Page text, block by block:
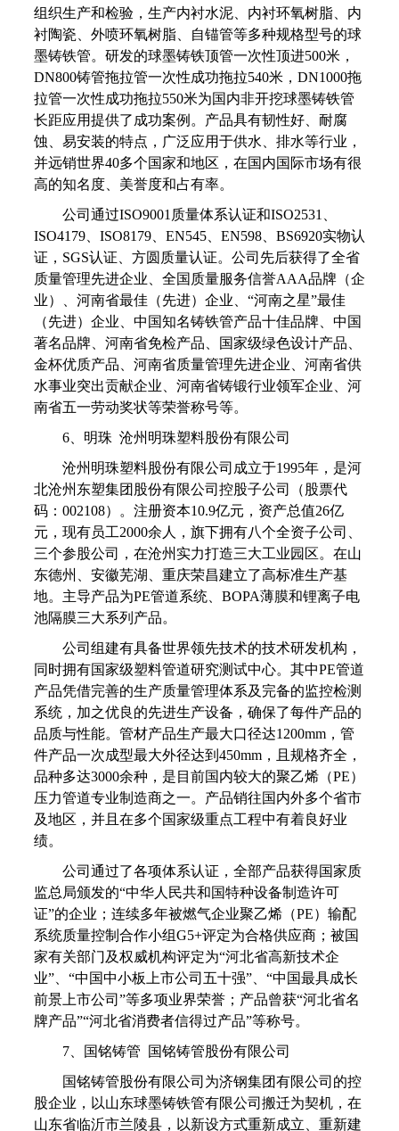
组织生产和检验，生产内衬水泥、内衬环氧树脂、内
衬陶瓷、外喷环氧树脂、自锚管等多种规格型号的球
墨铸铁管。研发的球墨铸铁顶管一次性顶进500米，
DN800铸管拖拉管一次性成功拖拉540米，DN1000拖
拉管一次性成功拖拉550米为国内非开挖球墨铸铁管
长距应用提供了成功案例。产品具有韧性好、耐腐
蚀、易安装的特点，广泛应用于供水、排水等行业，
并远销世界40多个国家和地区，在国内国际市场有很
高的知名度、美誉度和占有率。
公司通过ISO9001质量体系认证和ISO2531、
ISO4179、ISO8179、EN545、EN598、BS6920实物认
证，SGS认证、方圆质量认证。公司先后获得了全省
质量管理先进企业、全国质量服务信誉AAA品牌（企
业）、河南省最佳（先进）企业、“河南之星”最佳
（先进）企业、中国知名铸铁管产品十佳品牌、中国
著名品牌、河南省免检产品、国家级绿色设计产品、
金杯优质产品、河南省质量管理先进企业、河南省供
水事业突出贡献企业、河南省铸锻行业领军企业、河
南省五一劳动奖状等荣誉称号等。
6、明珠 沧州明珠塑料股份有限公司
沧州明珠塑料股份有限公司成立于1995年，是河
北沧州东塑集团股份有限公司控股子公司（股票代
码：002108）。注册资本10.9亿元，资产总值26亿
元，现有员工2000余人，旗下拥有八个全资子公司、
三个参股公司，在沧州实力打造三大工业园区。在山
东德州、安徽芜湖、重庆荣昌建立了高标准生产基
地。主导产品为PE管道系统、BOPA薄膜和锂离子电
池隔膜三大系列产品。
公司组建有具备世界领先技术的技术研发机构，
同时拥有国家级塑料管道研究测试中心。其中PE管道
产品凭借完善的生产质量管理体系及完备的监控检测
系统，加之优良的先进生产设备，确保了每件产品的
品质与性能。管材产品生产最大口径达1200mm，管
件产品一次成型最大外径达到450mm，且规格齐全，
品种多达3000余种，是目前国内较大的聚乙烯（PE）
压力管道专业制造商之一。产品销往国内外多个省市
及地区，并且在多个国家级重点工程中有着良好业
绩。
公司通过了各项体系认证，全部产品获得国家质
监总局颁发的“中华人民共和国特种设备制造许可
证”的企业；连续多年被燃气企业聚乙烯（PE）输配
系统质量控制合作小组G5+评定为合格供应商；被国
家有关部门及权威机构评定为“河北省高新技术企
业”、“中国中小板上市公司五十强”、“中国最具成长
前景上市公司”等多项业界荣誉；产品曾获“河北省名
牌产品”“河北省消费者信得过产品”等称号。
7、国铭铸管 国铭铸管股份有限公司
国铭铸管股份有限公司为济钢集团有限公司的控
股企业，以山东球墨铸铁管有限公司搬迁为契机，在
山东省临沂市兰陵县，以新设方式重新成立、重新建